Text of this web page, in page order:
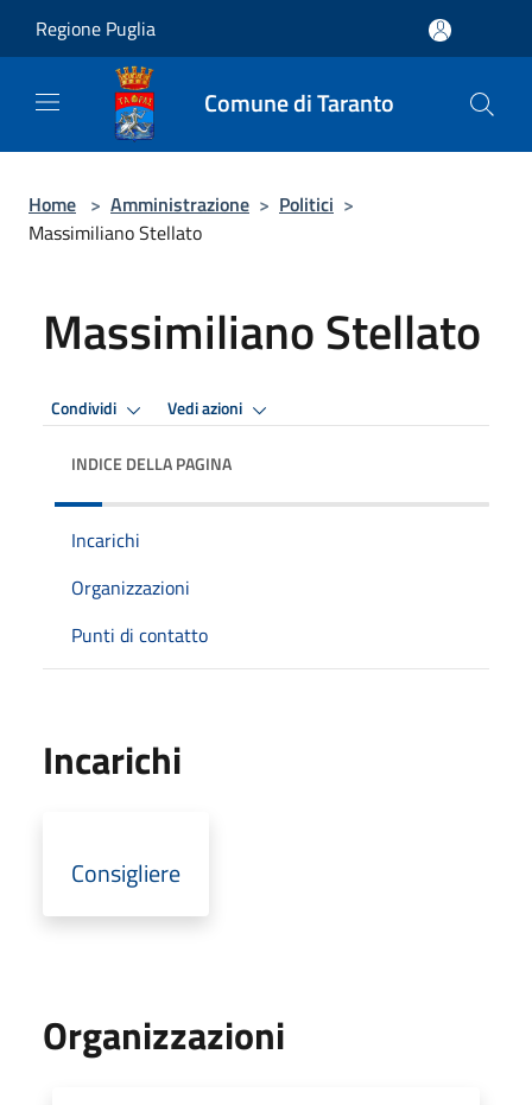
Regione Puglia
Comune di Taranto
Home > Amministrazione > Politici >
Massimiliano Stellato
Massimiliano Stellato
Condividi Vedi azioni
INDICE DELLA PAGINA
Incarichi
Organizzazioni
Punti di contatto
Incarichi
Consigliere
Organizzazioni